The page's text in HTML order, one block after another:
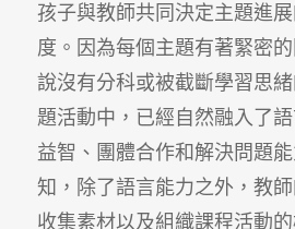
孩子與教師共同決定主題進
度。因為每個主題有著緊密
說沒有分科或被截斷學習思
題活動中，已經自然融入了
益智、團體合作和解決問題
知，除了語言能力之外，教
收集素材以及組織課程活動